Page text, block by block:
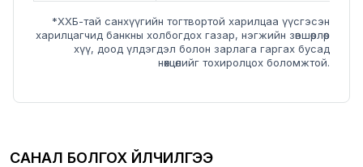
*ХХБ-тай санхүүгийн тогтвортой харилцаа үүсгэсэн
харилцагчид банкны холбогдох газар, нэгжийн зөвшөөрлөөр
хүү, доод үлдэгдэл болон зарлага гаргах бусад
нөхцөлийг тохиролцох боломжтой.
САНАЛ БОЛГОХ ҮЙЛЧИЛГЭЭ